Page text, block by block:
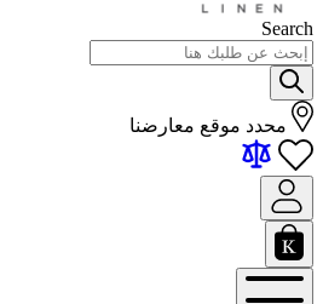
Search
محدد موقع معارضنا